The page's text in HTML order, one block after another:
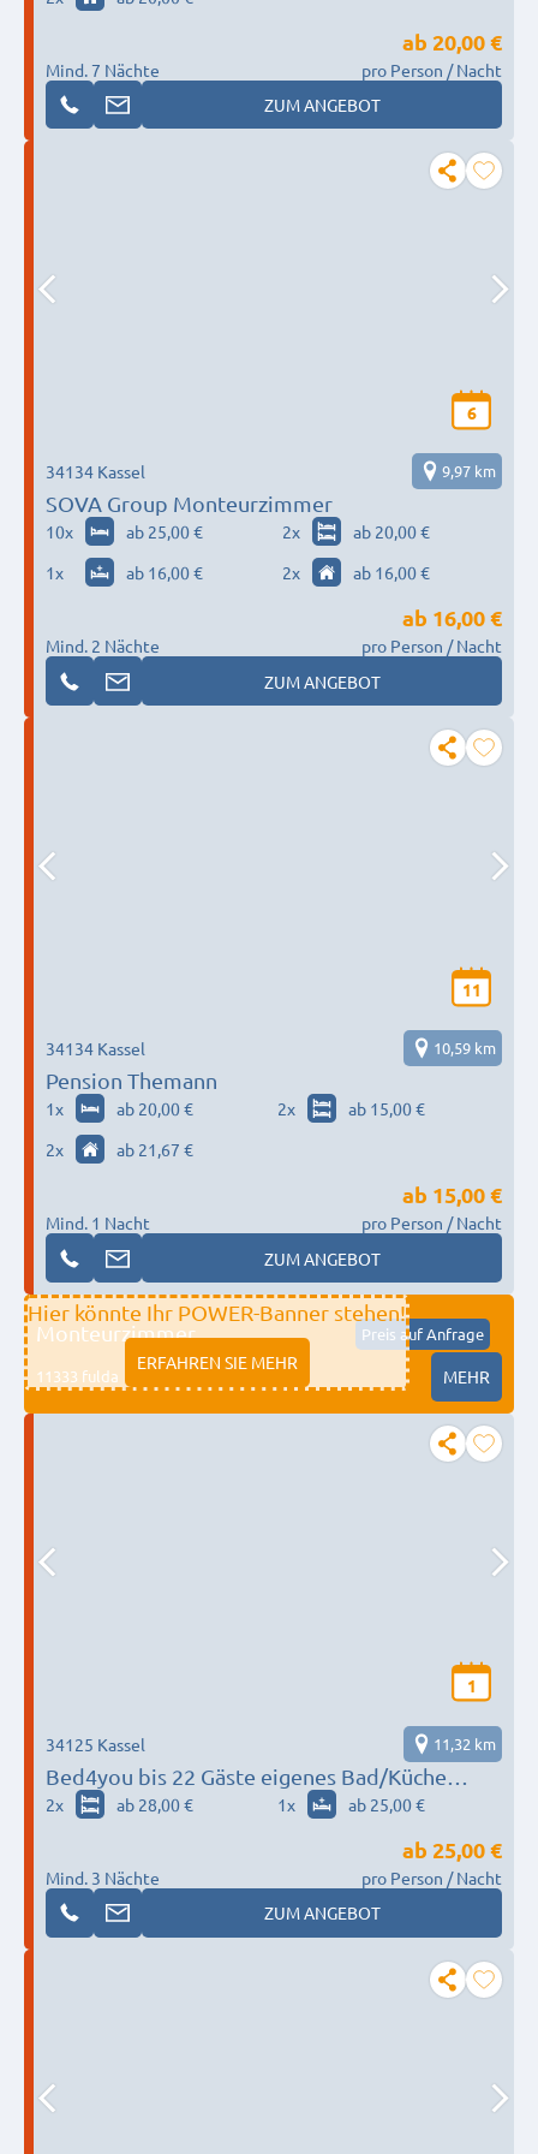
Mind. 7 Nächte
ab 20,00 €
pro Person / Nacht
ZUM ANGEBOT
6
SOVA Group Monteurzimmer
34134 Kassel 9,97 km
10x ab 25,00 € 2x
ab 20,00 €
1x ab 16,00 € 2x ab 16,00 €
Mind. 2 Nächte
ab 16,00 €
pro Person / Nacht
ZUM ANGEBOT
11
Pension Themann
34134 Kassel 10,59 km
1x ab 20,00 € 2x
ab 15,00 €
2x ab 21,67 €
Mind. 1 Nacht
ab 15,00 €
pro Person / Nacht
ZUM ANGEBOT
Hier könnte Ihr POWER-Banner stehen!
ERFAHREN SIE MEHR
Monteurzimmer Preis auf Anfrage
11333 fulda MEHR
1
Bed4you bis 22 Gäste eigenes Bad/Küche
Parkplatz Smart TV Wlan
34125 Kassel 11,32 km
2x ab 28,00 € 1x ab 25,00 €
Mind. 3 Nächte
ab 25,00 €
pro Person / Nacht
ZUM ANGEBOT